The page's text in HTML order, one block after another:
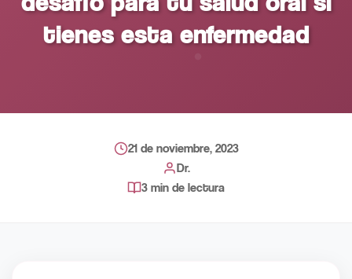
tienes esta enfermedad
21 de noviembre, 2023
Dr.
3 min de lectura